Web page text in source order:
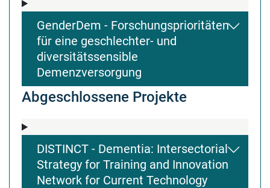
GenderDem - Forschungsprioritäten
für eine geschlechter- und
diversitätssensible
Demenzversorgung
Abgeschlossene Projekte
DISTINCT - Dementia: Intersectorial
Strategy for Training and Innovation
Network for Current Technology